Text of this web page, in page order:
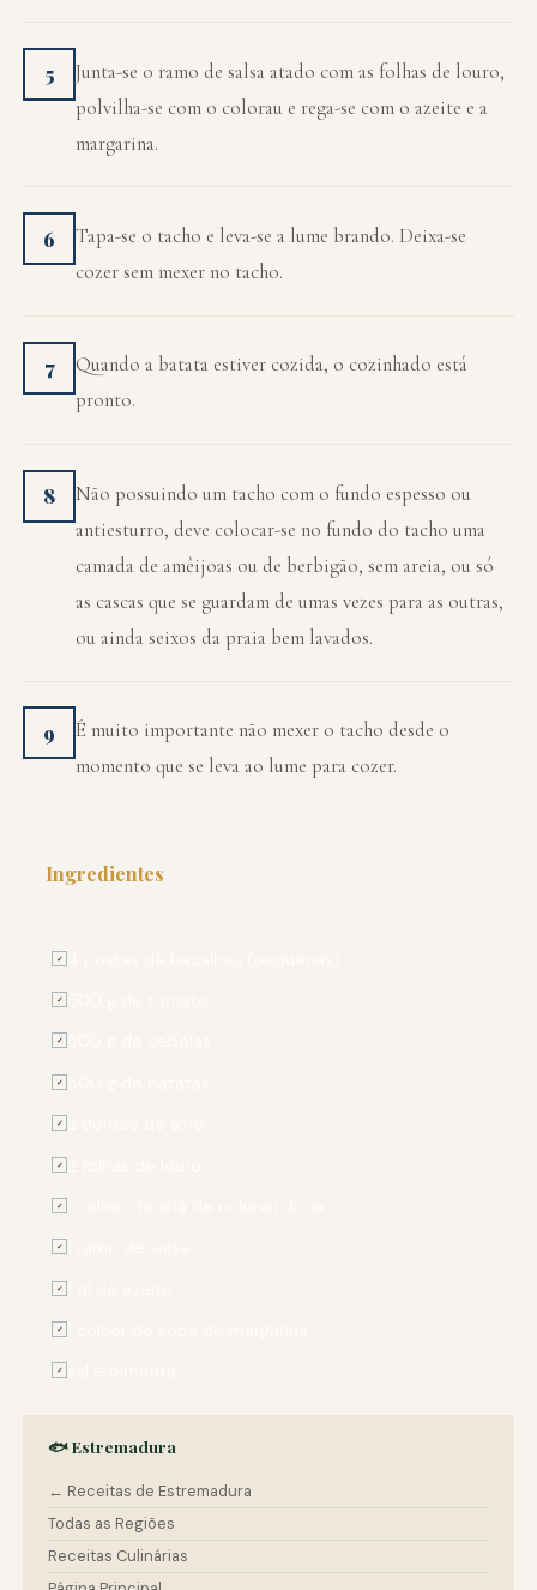
5
Junta-se o ramo de salsa atado com as folhas de louro,
polvilha-se com o colorau e rega-se com o azeite e a
margarina.
6
Tapa-se o tacho e leva-se a lume brando. Deixa-se
cozer sem mexer no tacho.
7
Quando a batata estiver cozida, o cozinhado está
pronto.
8
Não possuindo um tacho com o fundo espesso ou
antiesturro, deve colocar-se no fundo do tacho uma
camada de amêijoas ou de berbigão, sem areia, ou só
as cascas que se guardam de umas vezes para as outras,
ou ainda seixos da praia bem lavados.
9
É muito importante não mexer o tacho desde o
momento que se leva ao lume para cozer.
Ingredientes
✓
✓
✓
✓
✓
✓
✓
✓
✓
✓
✓
🐟 Estremadura
← Receitas de Estremadura
Todas as Regiões
Receitas Culinárias